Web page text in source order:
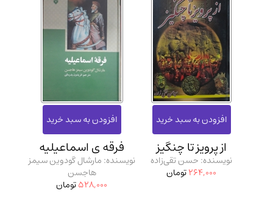
از پرویز تا چنگیز
نویسنده: حسن تقی‌زاده
264,000تومان
فرقه ی اسماعیلیه
نویسنده: مارشال گودوین سیمز
هاجسن
528,000تومان